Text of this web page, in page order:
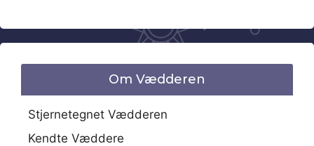
Om Vædderen
Stjernetegnet Vædderen
Kendte Væddere